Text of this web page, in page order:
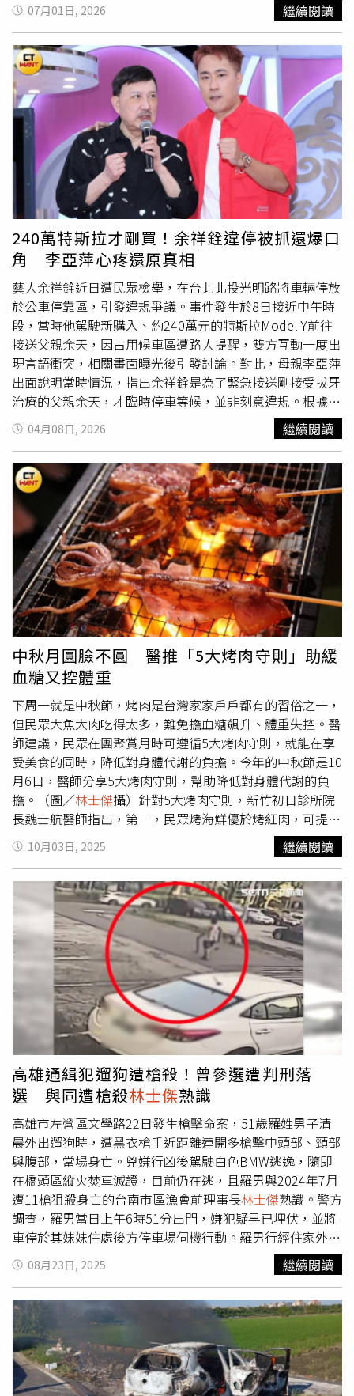
焦點。（圖／彭子桓攝）根據日媒報導，龜梨和也6月27日
才完成亞洲粉絲見面會「KAZUYA KAMENASHI “TALK to
ME Fan Meeting ASIA TOUR 2026”」高雄場演出，與台灣
粉絲近距離互動，沒想到短短3天後便宣布結婚與即將升格
人父的喜訊。巧合的是，二宮和也2019年參與嵐亞洲宣傳
活動「JET STORM」時，也曾造訪台北、雅加達、曼谷及
新加坡，其中11月11日才在台北出席活動，隔天11月12日
便對外宣布婚訊。兩人不僅都曾在訪台後公開人生大事，名
字也同樣使用「和也」兩字，讓不少日本網友笑稱，「和也
法則」真的出現了。報導稱，雖然二宮和也與龜梨和也目前
皆以個人事務所身分活動，但兩人同樣出身舊傑尼斯體系，
加上名字相同，又都在台灣行程結束後宣布結婚，使這項巧
合迅速在社群平台發酵。不少粉絲認為這純屬巧合，卻也忍
不住開始聯想到目前仍隸屬STARTO ENTERTAINMENT、名
字同樣叫「和也」的浪花男子成員大橋和也。浪花男子成員
大橋和也因名字同樣有「和也」，意外被網友點名成為「和
也法則」下一位主角。（圖／林士傑攝）隨著話題延燒，X
平台也湧入不少逗趣留言，有人笑稱「大橋和也暫時別去台
灣了」、「拜託大橋不要重演這個劇本」、「他可是離炎上
最遠的人」，雖然多半帶著玩笑意味，卻也反映粉絲對這項
巧合的熱烈討論。事實上，大橋和也長年以敬業、自律聞
名。他曾在2025年底播出的日本特別節目中透露，高中時
期便把偶像工作擺在第一順位，畢業紀念冊刻意只留下1張
自己的照片，平時幾乎不向同學公開聯絡方式，就連主動打
電話也會隱藏來電號碼，希望盡可能保護私人生活，避免影
響演藝工作。這番分享曝光後，也讓外界對他的職業態度留
下深刻印象。正因如此，不少粉絲認為，大橋和也一直以來
都相當重視偶像身分與粉絲感受，因此即使「和也法則」成
為熱門話題，也紛紛表示「大橋一定沒問題」、「相信他不
會讓大家擔心」。至於所謂的「和也法則」，外界普遍認為
只是兩起事件碰巧出現相似時間點所形成的趣味話題，並沒
有任何實際依據。不過，龜梨和也與二宮和也接連在台灣行
程後宣布婚訊，仍讓這個意外誕生的網路迷因，在日本社群
持續引發熱議。
07月01日, 2026 繼續閱讀
240萬特斯拉才剛買！余祥銓違停被抓還爆口
角 李亞萍心疼還原真相
藝人余祥銓近日遭民眾檢舉，在台北北投光明路將車輛停放
於公車停靠區，引發違規爭議。事件發生於8日接近中午時
段，當時他駕駛新購入、約240萬元的特斯拉Model Y前往
接送父親余天，因占用候車區遭路人提醒，雙方互動一度出
現言語衝突，相關畫面曝光後引發討論。對此，母親李亞萍
出面說明當時情況，指出余祥銓是為了緊急接送剛接受拔牙
治療的父親余天，才臨時停車等候，並非刻意違規。根據
《三立新聞網》報導，有目擊民眾指出，該路段鄰近市場與
溫泉飯店，人潮往來頻繁，加上道路本身狹窄，公車停靠區
被車輛占用後，影響乘客上下車及交通動線，質疑該行為已
造成不便。對此，余祥銓當場回應，表示當天是為了接送父
親就醫後返家，才臨時停車等候。余祥銓說明，余天因牙齦
腫脹多日，當天由牙醫一次拔除4顆牙齒，出血量較多，加
上過去曾有中風與長期用藥情況，擔心身體承受不住，因此
趕往現場接人，停留時間僅約1至2分鐘。余天、李亞萍夫
妻。（圖／林士傑攝）事件延燒後，李亞萍也出面說明余天
的身體狀況。她指出，余天不僅是拔除4顆牙齒，上排牙齦
幾乎全面受到影響，出現發炎與化膿情形，疼痛程度明顯，
甚至影響進食。近期僅能依賴止痛藥緩解不適，體重已減輕
約5至6公斤。李亞萍進一步表示，當天余天從中午外出就
醫，一直到晚間才回到家中，身體狀況讓家人相當擔憂。她
認為，余祥銓是因為心疼父親術後不適，才選擇就近停車接
送，並非刻意違規。她也提到，事發地點道路本就狹窄，連
大型車輛通行都較為困難，在緊急接送情況下做出該決定，
希望外界能理解。此外，家中未聘請專職司機，主要考量使
用頻率與支出問題，因此多由家人親自接送。相關事件曝光
後，在網路上引發不同聲音。有民眾認為違停行為影響公共
安全，不應因個人因素占用公車停靠區；也有意見認為，在
家人身體不適的情況下，短暫停車接送具一定急迫性。
04月08日, 2026 繼續閱讀
中秋月圓臉不圓 醫推「5大烤肉守則」助緩
血糖又控體重
下周一就是中秋節，烤肉是台灣家家戶戶都有的習俗之一，
但民眾大魚大肉吃得太多，難免擔血糖飆升、體重失控。醫
師建議，民眾在團聚賞月時可遵循5大烤肉守則，就能在享
受美食的同時，降低對身體代謝的負擔。今年的中秋節是10
月6日，醫師分享5大烤肉守則，幫助降低對身體代謝的負
擔。（圖／林士傑攝）針對5大烤肉守則，新竹初日診所院
長魏士航醫師指出，第一，民眾烤海鮮優於烤紅肉，可提高
魚類、海鮮比例，取代部分牛、豬等紅肉，並盡量避免香
腸、培根、熱狗等加工肉品；第二，主食以玉米、地瓜等全
穀類原型食物為主，取代白吐司等精緻澱粉類食物，避免血
糖快速升降；第三，蔬菜不只是配角，青椒、筊白筍、香
菇、櫛瓜等富含抗氧化物與膳食纖維的蔬菜能減少身體發
炎、改善代謝；第四，自製調味醬取代高糖、高鹽的烤肉
醬，可用橄欖油加檸檬汁，或蔥、蒜、胡椒、迷迭香等天然
辛香料；第五，飲品避免汽水、果汁等含糖飲料，以無糖茶
或氣泡水替代，若有喝酒建議「一杯酒、一杯水」搭配，減
輕身體負擔。魏士航解釋，這些飲食原則其實來自3大國際
研究常用的健康飲食模式，包括AHEI、MIND、AMED有
關。其中AHEI即「另類健康飲食指數」，強調民眾可多吃
蔬果、全穀類、豆類、堅果等健康食物，少碰含糖飲料與加
工肉品，往往會呈現較好的血糖、血脂等基礎代謝指標；
MIND即「麥得飲食」，強調少加工的植物性食物，限制紅
肉與高飽和脂肪，有助於保護腦部、降低失智風險；AMED
即「地中海飲食指數」則以蔬果、堅果、豆類及橄欖油，搭
配魚類與白肉為主，幫助降低心血管疾病死亡的風險。魏士
航提到，一項發表於國際期刊《自然-老化》（Nature
Aging）的研究，追蹤超過2400名瑞典長者長達15年，證實
飲食愈健康，累積的慢性病就愈少，尤其是採取AHEI或
MIND飲食的人，長期下來平均減少2 種以上慢性病，遵循
AMED飲食也可減少約1種慢性病；相反地，若飲食偏向高
發炎型態（EDII，經驗飲食炎症指數），慢性病數量則可能
多出2種。其中的關鍵在於，健康飲食多以富含抗氧化與抗
發炎成分的食物為主，能幫助身體滅火，減緩慢性病出現，
但高發炎飲食例如常吃加工肉類、含糖飲料則恰好相反，會
加速心血管與神經系統的損害，讓疾病更快累積。最後，魏
士航提醒，中秋團聚不必在享受和健康之間拉扯，份量上可
依211餐盤（每餐的餐盤分成4等份，含50%蔬菜、25%蛋
10月03日, 2025 繼續閱讀
高雄通緝犯遛狗遭槍殺！曾參選遭判刑落
選 與同遭槍殺林士傑熟識
高雄市左營區文學路22日發生槍擊命案，51歲羅姓男子清
晨外出遛狗時，遭黑衣槍手近距離連開多槍擊中頭部、頸部
與腹部，當場身亡。兇嫌行凶後駕駛白色BMW逃逸，隨即
在橋頭區縱火焚車滅證，目前仍在逃，且羅男與2024年7月
遭11槍狙殺身亡的台南市區漁會前理事長林士傑熟識。警方
調查，羅男當日上午6時51分出門，嫌犯疑早已埋伏，並將
車停於其妹妹住處後方停車場伺機行動。羅男行經住家外約
30公尺時遭攔阻，雙方疑似發生口角，隨即遭槍手近距離開
槍射擊，彈雨命中要害，現場共尋獲16顆彈殼，手法宛如行
刑式槍決。行兇後，槍手駕車衝破停車場柵欄逃逸，並將車
開往橋頭區甲典街與田中路一帶縱火燒毀，警方在殘骸中發
現兩把手槍，已送驗鑑識。由於該地監視器稀少，槍手後續
動向成謎。警方指出，死者羅男身分並不單純。2010年他
曾參選明孝里里長，但因選舉攻擊對手而遭判刑落選。其後
經營二手車行及當舖，並涉及詐欺、製造假車禍詐保等案
08月23日, 2025 繼續閱讀